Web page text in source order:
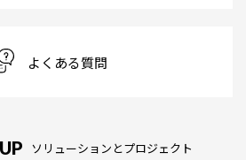
よくある質問
ソリューションとプロジェクト